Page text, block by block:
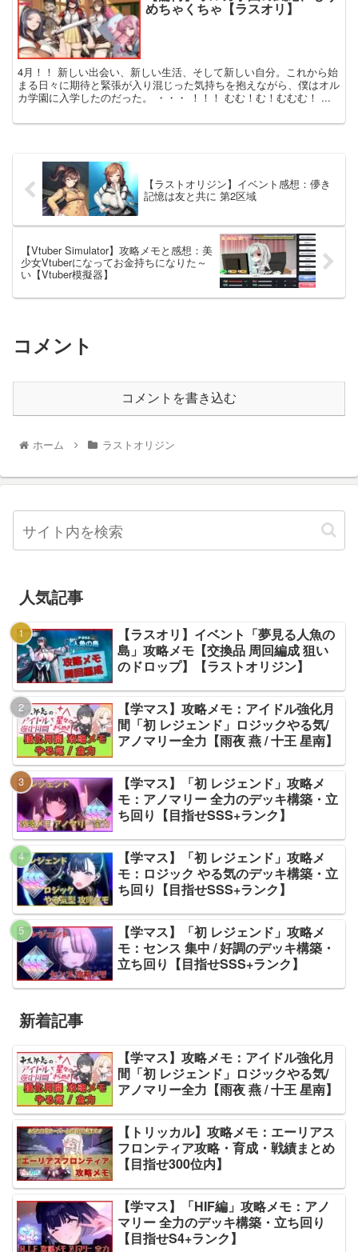
めちゃくちゃ【ラスオリ】
4月！！ 新しい出会い、新しい生活、そして新しい自分。これから始
まる日々に期待と緊張が入り混じった気持ちを抱えながら、僕はオル
カ学園に入学したのだった。 ・・・ ！！！ むむ！む！むむむ！ ...
【ラストオリジン】イベント感想：儚き
記憶は友と共に 第2区域
【Vtuber Simulator】攻略メモと感想：美
少女Vtuberになってお金持ちになりた～
い【Vtuber模擬器】
コメント
コメントを書き込む
ホーム ラストオリジン
人気記事
【ラスオリ】イベント「夢見る人魚の
島」攻略メモ【交換品 周回編成 狙い
のドロップ】【ラストオリジン】
【学マス】攻略メモ：アイドル強化月
間「初 レジェンド」ロジックやる気/
アノマリー全力【雨夜 燕 / 十王 星南】
【学マス】「初 レジェンド」攻略メ
モ：アノマリー 全力のデッキ構築・立
ち回り【目指せSSS+ランク】
【学マス】「初 レジェンド」攻略メ
モ：ロジック やる気のデッキ構築・立
ち回り【目指せSSS+ランク】
【学マス】「初 レジェンド」攻略メ
モ：センス 集中 / 好調のデッキ構築・
立ち回り【目指せSSS+ランク】
新着記事
【学マス】攻略メモ：アイドル強化月
間「初 レジェンド」ロジックやる気/
アノマリー全力【雨夜 燕 / 十王 星南】
【トリッカル】攻略メモ：エーリアス
フロンティア攻略・育成・戦績まとめ
【目指せ300位内】
【学マス】「HIF編」攻略メモ：アノ
マリー 全力のデッキ構築・立ち回り
【目指せS4+ランク】